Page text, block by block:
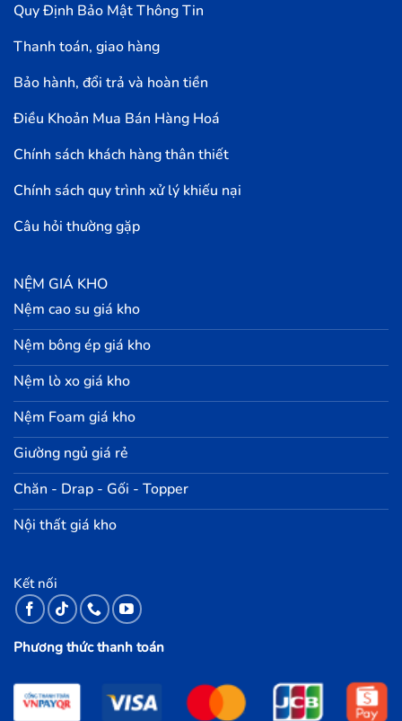
Quy Định Bảo Mật Thông Tin
Thanh toán, giao hàng
Bảo hành, đổi trả và hoàn tiền
Điều Khoản Mua Bán Hàng Hoá
Chính sách khách hàng thân thiết
Chính sách quy trình xử lý khiếu nại
Câu hỏi thường gặp
NỆM GIÁ KHO
Nệm cao su giá kho
Nệm bông ép giá kho
Nệm lò xo giá kho
Nệm Foam giá kho
Giường ngủ giá rẻ
Chăn - Drap - Gối - Topper
Nội thất giá kho
Kết nối
Phương thức thanh toán